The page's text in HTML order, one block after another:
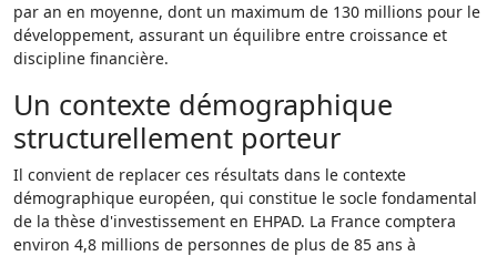
par an en moyenne, dont un maximum de 130 millions pour le
développement, assurant un équilibre entre croissance et
discipline financière.
Un contexte démographique
structurellement porteur
Il convient de replacer ces résultats dans le contexte
démographique européen, qui constitue le socle fondamental
de la thèse d'investissement en EHPAD. La France comptera
environ 4,8 millions de personnes de plus de 85 ans à